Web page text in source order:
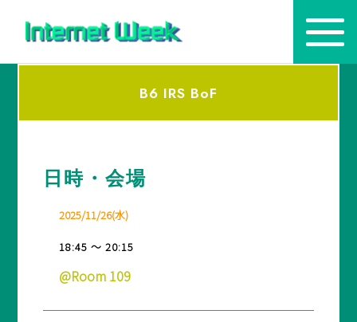
プログラム
お知らせ
主催・後援・委員
B6 IRS BoF
日時・会場
2025/11/26(水)
18:45 ～ 20:15
@Room 109